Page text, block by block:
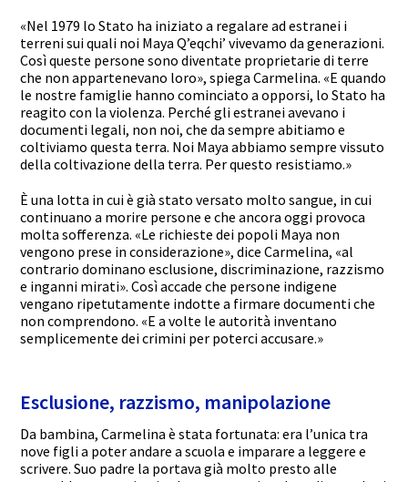
«Nel 1979 lo Stato ha iniziato a regalare ad estranei i
terreni sui quali noi Maya Q’eqchi’ vivevamo da generazioni.
Così queste persone sono diventate proprietarie di terre
che non appartenevano loro», spiega Carmelina. «E quando
le nostre famiglie hanno cominciato a opporsi, lo Stato ha
reagito con la violenza. Perché gli estranei avevano i
documenti legali, non noi, che da sempre abitiamo e
coltiviamo questa terra. Noi Maya abbiamo sempre vissuto
della coltivazione della terra. Per questo resistiamo.»
È una lotta in cui è già stato versato molto sangue, in cui
continuano a morire persone e che ancora oggi provoca
molta sofferenza. «Le richieste dei popoli Maya non
vengono prese in considerazione», dice Carmelina, «al
contrario dominano esclusione, discriminazione, razzismo
e inganni mirati». Così accade che persone indigene
vengano ripetutamente indotte a firmare documenti che
non comprendono. «E a volte le autorità inventano
semplicemente dei crimini per poterci accusare.»
Esclusione, razzismo, manipolazione
Da bambina, Carmelina è stata fortunata: era l’unica tra
nove figli a poter andare a scuola e imparare a leggere e
scrivere. Suo padre la portava già molto presto alle